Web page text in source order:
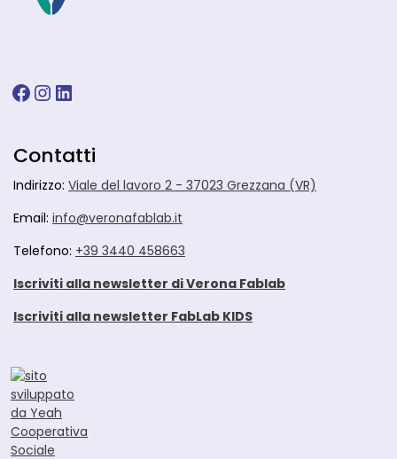
Facebook
Instagram
LinkedIn
Contatti
Indirizzo: Viale del lavoro 2 - 37023 Grezzana (VR)
Email: info@veronafablab.it
Telefono: +39 3440 458663
Iscriviti alla newsletter di Verona Fablab
Iscriviti alla newsletter FabLab KIDS